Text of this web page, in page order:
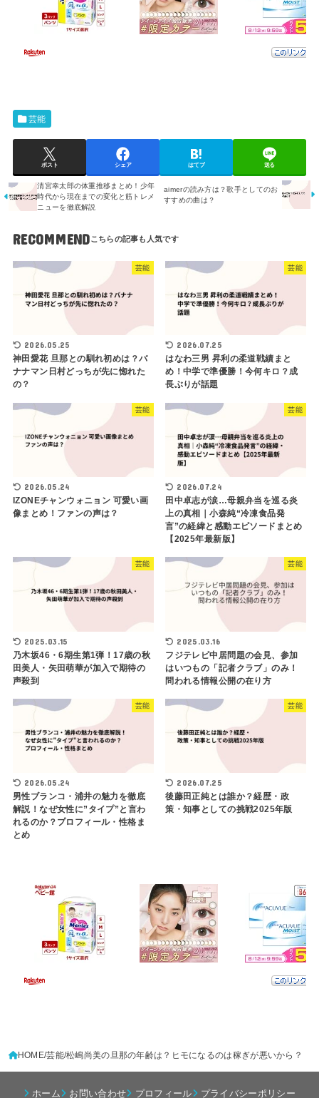
芸能
ポスト シェア はてブ 送る
清宮幸太郎の体重推移まとめ！少年
時代から現在までの変化と筋トレメ
ニューを徹底解説
aimerの読み方は？歌手としてのお
すすめの曲は？
RECOMMEND
芸能
2026.05.25
神田愛花 旦那との馴れ初めは？バ
ナナマン日村どっちが先に惚れた
の？
芸能
2026.07.25
はなわ三男 昇利の柔道戦績まと
め！中学で準優勝！今何キロ？成
長ぶりが話題
芸能
2026.05.24
IZONEチャンウォニョン 可愛い画
像まとめ！ファンの声は？
芸能
2026.07.24
田中卓志が涙…母親弁当を巡る炎
上の真相｜小森純“冷凍食品発
言”の経緯と感動エピソードまとめ
【2025年最新版】
芸能
2025.03.15
乃木坂46・6期生第1弾！17歳の秋
田美人・矢田萌華が加入で期待の
声殺到
芸能
2025.03.16
フジテレビ中居問題の会見、参加
はいつもの「記者クラブ」のみ！
問われる情報公開の在り方
芸能
2026.05.24
男性ブランコ・浦井の魅力を徹底
解説！なぜ女性に”タイプ”と言わ
れるのか？プロフィール・性格ま
とめ
芸能
2026.07.25
後藤田正純とは誰か？経歴・政
策・知事としての挑戦2025年版
HOME 芸能 松嶋尚美の旦那の年齢は？ヒモになるのは稼ぎが悪いから？
ホーム お問い合わせ プロフィール プライバシーポリシー